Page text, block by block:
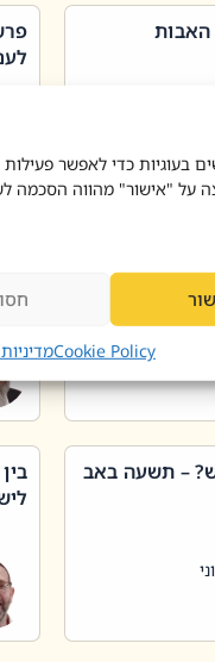
בעוגיות כדי לאפשר
על "אישור" מהווה הסכמה
Cookie Policy
בשבת –
– תשעה באב